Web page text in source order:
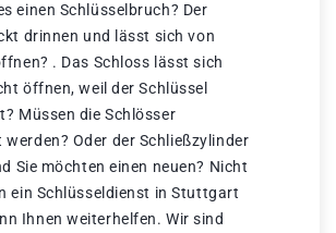
einen Schlüsselbruch? Der
drinnen und lässt sich von
. Das Schloss lässt sich
öffnen, weil der Schlüssel
Müssen die Schlösser
Oder der Schließzylinder
Sie möchten einen neuen? Nicht
ein Schlüsseldienst in Stuttgart
Ihnen weiterhelfen. Wir sind